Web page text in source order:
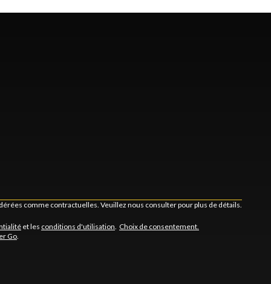
comme contractuelles. Veuillez nous consulter pour plus de détails.
et les conditions d'utilisation Choix de consentement.
Go